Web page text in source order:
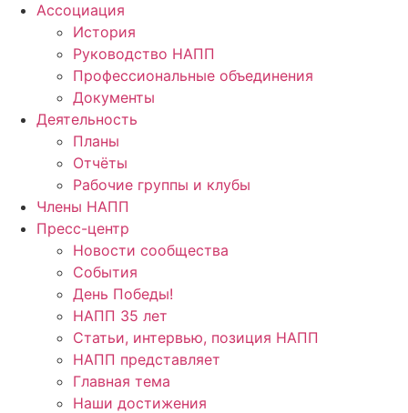
Ассоциация
История
Руководство НАПП
Профессиональные объединения
Документы
Деятельность
Планы
Отчёты
Рабочие группы и клубы
Члены НАПП
Пресс-центр
Новости сообщества
События
День Победы!
НАПП 35 лет
Статьи, интервью, позиция НАПП
НАПП представляет
Главная тема
Наши достижения